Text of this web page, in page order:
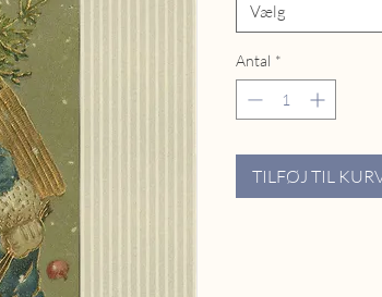
Vælg
Antal *
TILFØJ TIL